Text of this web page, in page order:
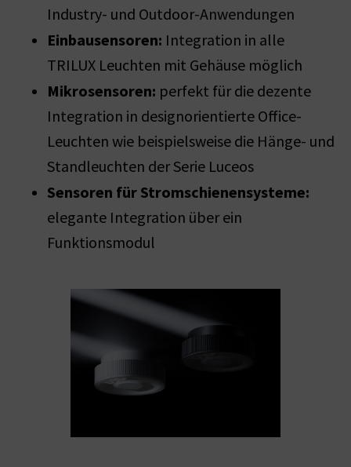
Industry- und Outdoor-Anwendungen
Einbausensoren: Integration in alle
TRILUX Leuchten mit Gehäuse möglich
Mikrosensoren: perfekt für die dezente
Integration in designorientierte Office-
Leuchten wie beispielsweise die Hänge- und
Standleuchten der Serie Luceos
Sensoren für Stromschienensysteme:
elegante Integration über ein
Funktionsmodul